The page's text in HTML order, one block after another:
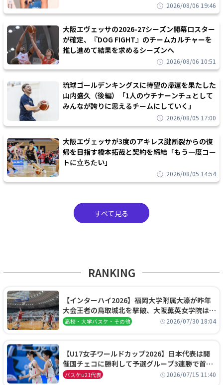
2026/08/06 19:46
大阪エヴェッサの2026-27シーズン開幕ロスター
が確定、『DOG FIGHT』のチームカルチャーを
推し進めて結果を求めるシーズンへ
2026/08/06 10:51
琉球ゴールデンキングスに待望の帰還を果たした
山内盛久（後編）「1人のウチナーンチュとして
みんなが誇りに思えるチームにしていく」
2026/08/05 17:00
大阪エヴェッサが3度のアキレス腱断裂からの復
帰を目指す橋本拓哉と契約を締結「もう一度コー
トに立ちたい」
2026/08/05 14:54
すべて見る
RANKING
【インターハイ2026】福岡大学附属大濠が昨年
大会王者の鳥取城北を撃破、大阪薫英女学院は岐
阜女子に完勝、大会3日目試合結果
高校・大学バスケ・その他 2026/07/30 18:04
【U17女子ワールドカップ2026】日本代表は開
催国チェコに勝利して予選グループ3連勝で首位
通過！準々決勝の相手はエジプトに決定
バスケu21代表 2026/07/15 11:40